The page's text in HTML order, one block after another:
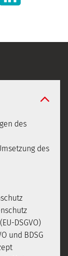
des
des
DSGVO)
und BDSG